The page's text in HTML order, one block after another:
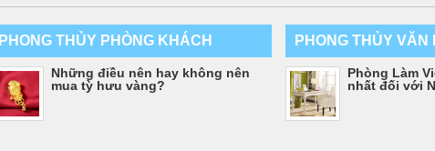
PHONG THỦY PHÒNG KHÁCH
Những điều nên hay không nên
mua tỳ hưu vàng?
PHONG THỦY VĂN
Phòng Làm
nhất đối với